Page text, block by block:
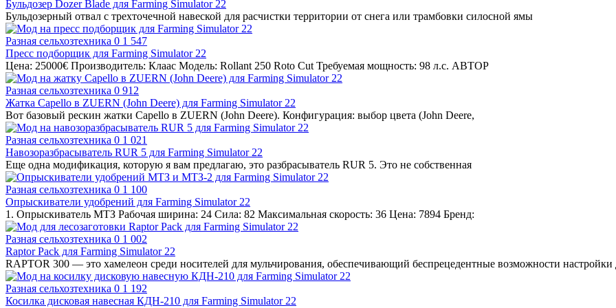
Бульдозер Dozer Blade для Farming Simulator 22
Бульдозерный отвал с трехточечной навеской для расчистки территории от снега или трамбовки силосной ямы
Разная сельхозтехника 0 1 547
Пресс подборщик для Farming Simulator 22
Цена: 25000€ Производитель: Клаас Модель: Rollant 250 Roto Cut Требуемая мощность: 98 л.с. АВТОР
Разная сельхозтехника 0 912
Жатка Capello в ZUERN (John Deere) для Farming Simulator 22
Вот базовый рескин жатки Capello в ZUERN (John Deere). Конфигурация: выбор цвета (John Deere,
Разная сельхозтехника 0 1 021
Навозоразбрасыватель RUR 5 для Farming Simulator 22
Еще одна модификация, которую я вам предлагаю, это разбрасыватель RUR 5. Это не собственная
Разная сельхозтехника 0 1 100
Опрыскиватели удобрений для Farming Simulator 22
1. Опрыскиватель МТЗ Рабочая ширина: 24 Сила: 82 Максимальная скорость: 36 Цена: 7894 Бренд:
Разная сельхозтехника 0 1 002
Raptor Pack для Farming Simulator 22
RAPTOR 300 — это хамелеон среди носителей для мульчирования, обеспечивающий беспрецедентные возможности настройки
Разная сельхозтехника 0 1 192
Косилка дисковая навесная КДН-210 для Farming Simulator 22